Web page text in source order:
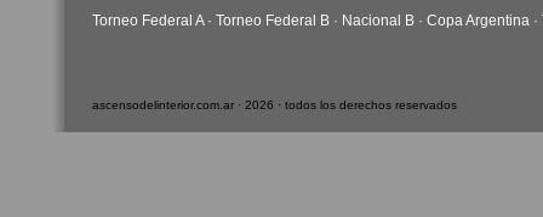
Torneo Federal A· Torneo Federal B · Nacional B · Copa Argentina ·
ascensodelinterior.com.ar · 2026 · todos los derechos reservados